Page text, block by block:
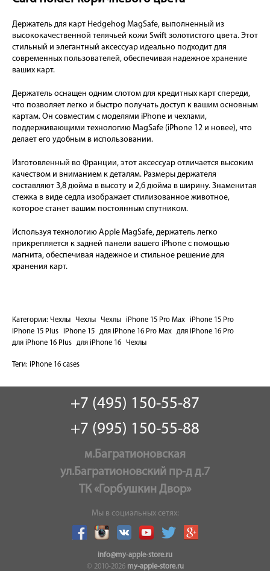
Держатель для карт Hedgehog MagSafe, выполненный из
высококачественной телячьей кожи Swift золотистого цвета. Этот
стильный и элегантный аксессуар идеально подходит для
современных пользователей, обеспечивая надежное хранение
ваших карт.
Держатель оснащен одним слотом для кредитных карт спереди,
что позволяет легко и быстро получать доступ к вашим основным
картам. Он совместим с моделями iPhone и чехлами,
поддерживающими технологию MagSafe (iPhone 12 и новее), что
делает его удобным в использовании.
Изготовленный во Франции, этот аксессуар отличается высоким
качеством и вниманием к деталям. Размеры держателя
составляют 3,8 дюйма в высоту и 2,6 дюйма в ширину. Знаменитая
стежка в виде седла изображает стилизованное животное,
которое станет вашим постоянным спутником.
Используя технологию Apple MagSafe, держатель легко
прикрепляется к задней панели вашего iPhone с помощью
магнита, обеспечивая надежное и стильное решение для
хранения карт.
Категории: Чехлы Чехлы Чехлы iPhone 15 Pro Max
iPhone 15 Pro
iPhone 15 Plus
iPhone 15 для iPhone 16 Pro Max
для iPhone 16 Pro
для iPhone 16 Plus
для iPhone 16 Чехлы
Теги: iPhone 16 cases
+7 (495) 150-55-87
+7 (995) 150-55-88
м.Багратионовская
ул.Багратионовский пр-д д.7
ТК «Горбушкин Двор»
Мы в социальных сетях:
info@my-apple-store.ru
© 2010-2026 my-apple-store.ru